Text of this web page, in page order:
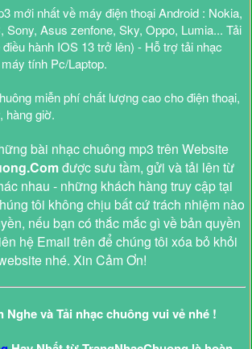
mới nhất về máy điện thoại Android : Nokia,
Sony, Asus zenfone, Sky, Oppo, Lumia... Tải
hành IOS 13 trở lên) - Hỗ trợ tải nhạc
tính Pc/Laptop.
miễn phí chất lượng cao cho điện thoại,
hàng giờ.
bài nhạc chuông mp3 trên Website
được sưu tầm, gửi và tải lên từ
nhau - những khách hàng truy cập tại
tôi không chịu bất cứ trách nhiệm nào
nếu bạn có thắc mắc gì về bản quyền
hệ Email trên để chúng tôi xóa bỏ khỏi
nhé. Xin Cảm Ơn!
Nghe và Tải nhạc chuông vui vẻ nhé !